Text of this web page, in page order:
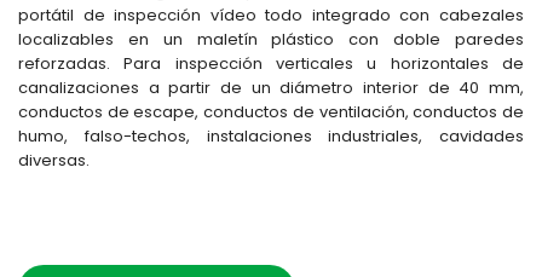
portátil de inspección vídeo todo integrado con cabezales
localizables en un maletín plástico con doble paredes
reforzadas. Para inspección verticales u horizontales de
canalizaciones a partir de un diámetro interior de 40 mm,
conductos de escape, conductos de ventilación, conductos de
humo, falso-techos, instalaciones industriales, cavidades
diversas.